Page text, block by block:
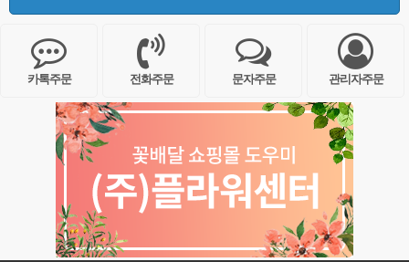
카톡주문 전화주문 문자주문 관리자주문